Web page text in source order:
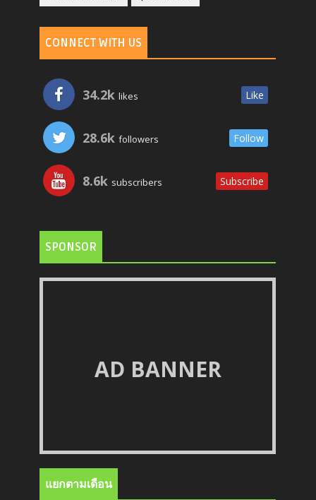
CONNECT WITH US
34.2k likes Like
28.6k followers Follow
8.6k subscribers Subscribe
SPONSOR
AD BANNER
แยกตามเดือน